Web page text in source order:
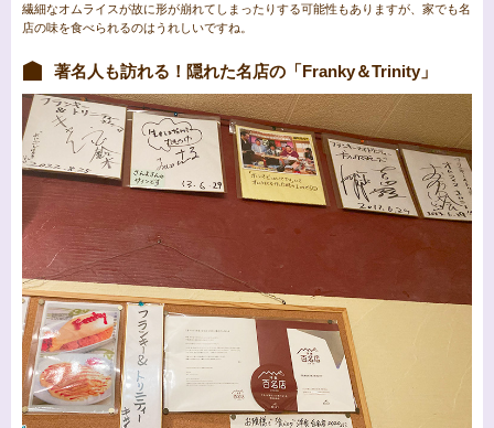
繊細なオムライスが故に形が崩れてしまったりする可能性もありますが、家でも名
店の味を食べられるのはうれしいですね。
著名人も訪れる！隠れた名店の「Franky＆Trinity」